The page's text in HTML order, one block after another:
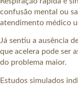
confusão mental ou
atendimento médico
Já sentiu a ausência
que acelera pode ser
do problema maior.
Estudos simulados